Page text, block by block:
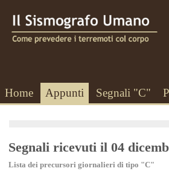
Home Appunti Segnali "C"
Segnali ricevuti il 04
Lista dei precursori giornalieri di tipo "C"